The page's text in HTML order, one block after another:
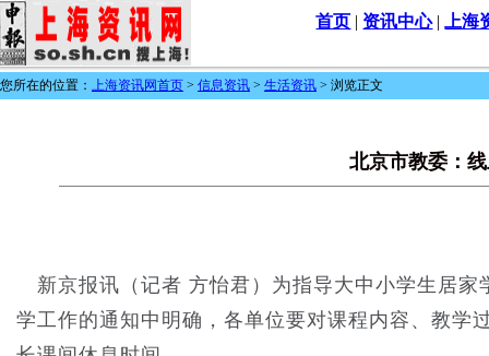
首页 | 资讯中心| 上海
您所在的位置： 上海资讯网首页 > 信息资讯 > 生活资讯 > 浏览正文
北京市教委：
新京报讯（记者 方怡君）为指导大中小学生居家
学工作的通知中明确，各单位要对课程内容、教学